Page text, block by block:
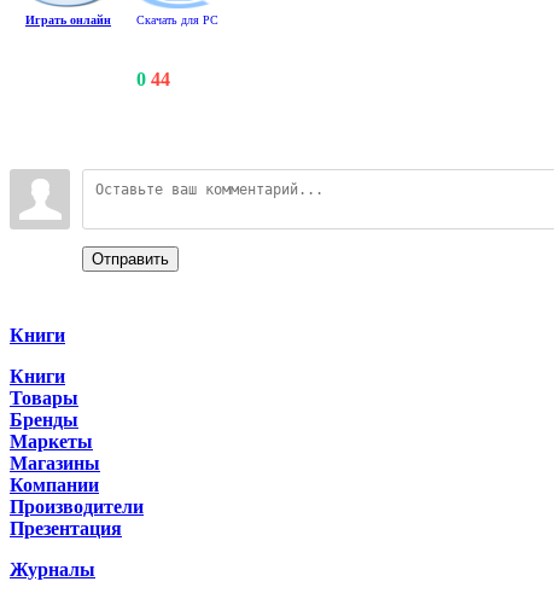
Играть онлайн Скачать для PC
0 44
Отправить
Книги
Книги
Товары
Бренды
Маркеты
Магазины
Компании
Производители
Презентация
Журналы